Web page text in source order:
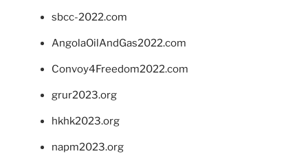
sbcc-2022.com
AngolaOilAndGas2022.com
Convoy4Freedom2022.com
grur2023.org
hkhk2023.org
napm2023.org